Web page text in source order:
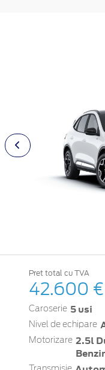
Pret total cu TVA
42.600 €
Caroserie 5 usi
Nivel de echipare
Motorizare 2.5l